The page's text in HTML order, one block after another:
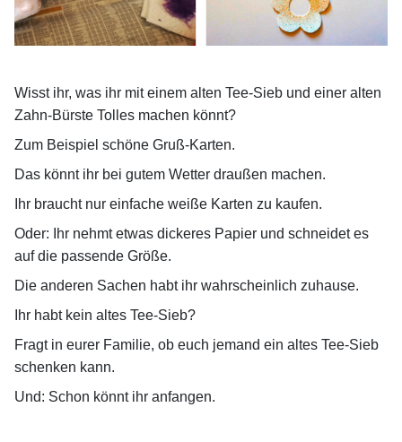
Wisst ihr, was ihr mit einem alten Tee-Sieb und einer alten
Zahn-Bürste Tolles machen könnt?
Zum Beispiel schöne Gruß-Karten.
Das könnt ihr bei gutem Wetter draußen machen.
Ihr braucht nur einfache weiße Karten zu kaufen.
Oder: Ihr nehmt etwas dickeres Papier und schneidet es
auf die passende Größe.
Die anderen Sachen habt ihr wahrscheinlich zuhause.
Ihr habt kein altes Tee-Sieb?
Fragt in eurer Familie, ob euch jemand ein altes Tee-Sieb
schenken kann.
Und: Schon könnt ihr anfangen.